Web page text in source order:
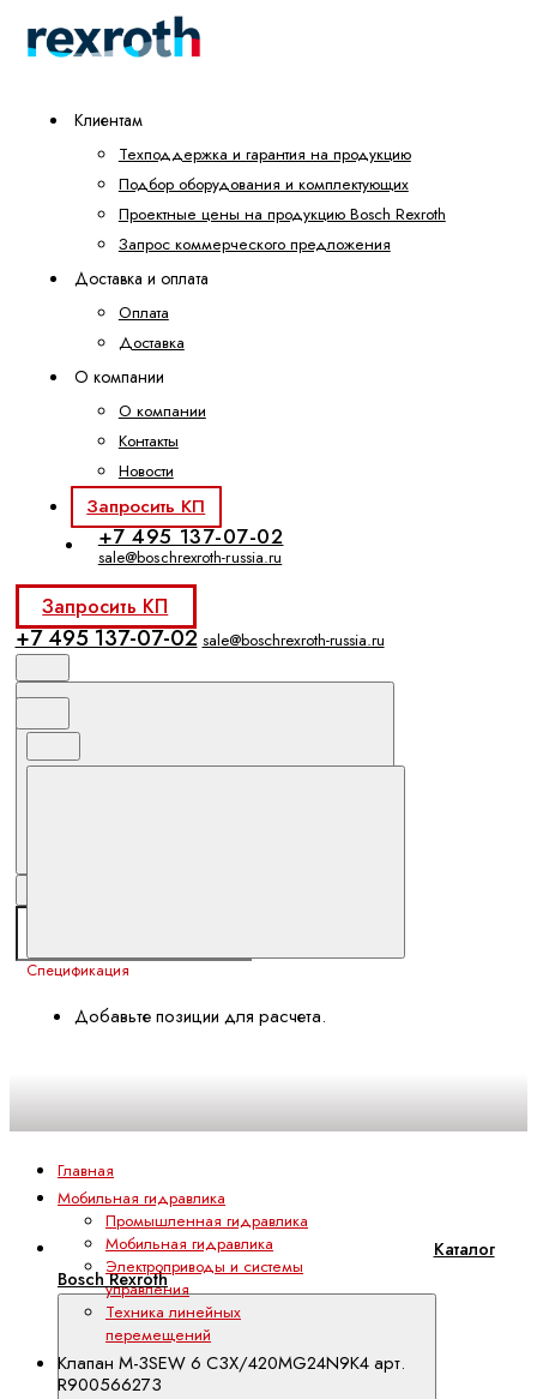
Клиентам
Техподдержка и гарантия на продукцию
Подбор оборудования и комплектующих
Проектные цены на продукцию Bosch Rexroth
Запрос коммерческого предложения
Доставка и оплата
Оплата
Доставка
О компании
О компании
Контакты
Новости
Запросить КП
+7 495 137-07-02
sale@boschrexroth-russia.ru
Запросить КП
+7 495 137-07-02 sale@boschrexroth-russia.ru
Спецификация
Добавьте позиции для расчета.
Каталог
Bosch Rexroth
Главная
Мобильная гидравлика
Промышленная гидравлика
Мобильная гидравлика
Электроприводы и системы
управления
Техника линейных
перемещений
Клапан M-3SEW 6 C3X/420MG24N9K4 арт.
R900566273